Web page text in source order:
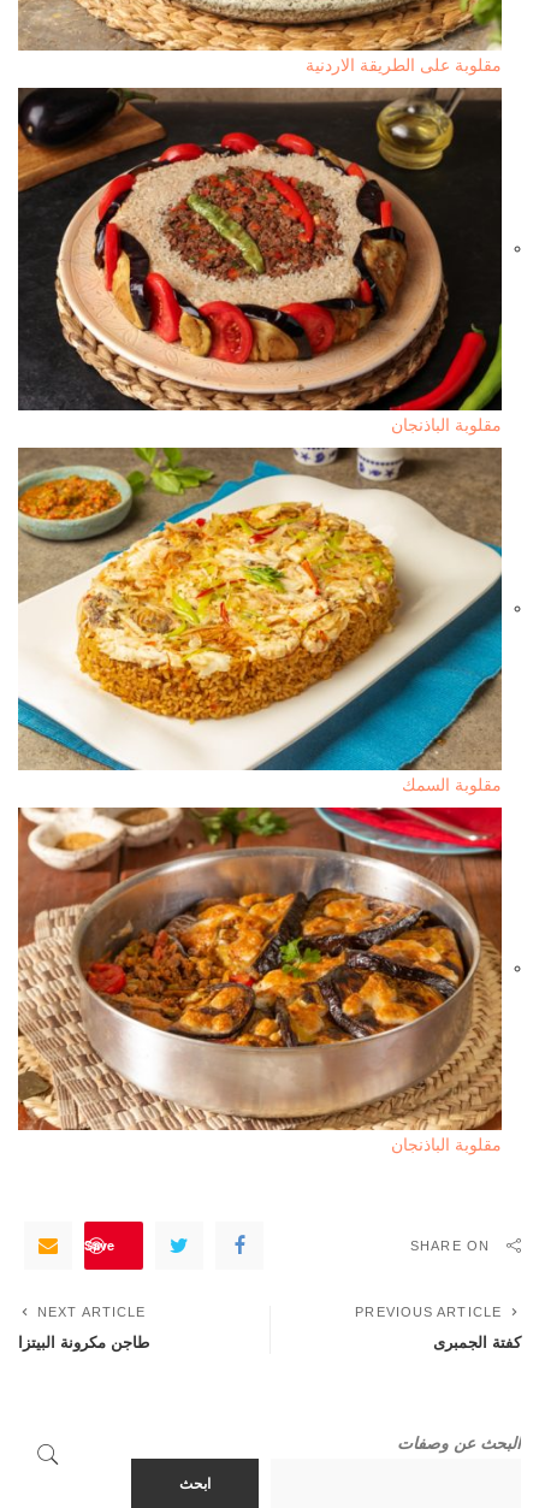
مقلوبة على الطريقة الاردنية
مقلوبة الباذنجان
مقلوبة السمك
مقلوبة الباذنجان
SHARE ON
Save
PREVIOUS ARTICLE
كفتة الجمبرى
NEXT ARTICLE
طاجن مكرونة البيتزا
البحث عن وصفات
ابحث